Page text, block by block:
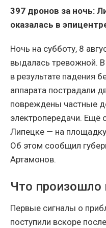
397 дронов за ночь:
оказалась в
Ночь на субботу, 8
выдалась тревожной.
в результате падения
аппарата пострадали
повреждены частные
электропередачи. Ещё
Липецке — на
Об этом сообщил
Артамонов.
Что произошло
Первые сигналы о
поступили вскоре